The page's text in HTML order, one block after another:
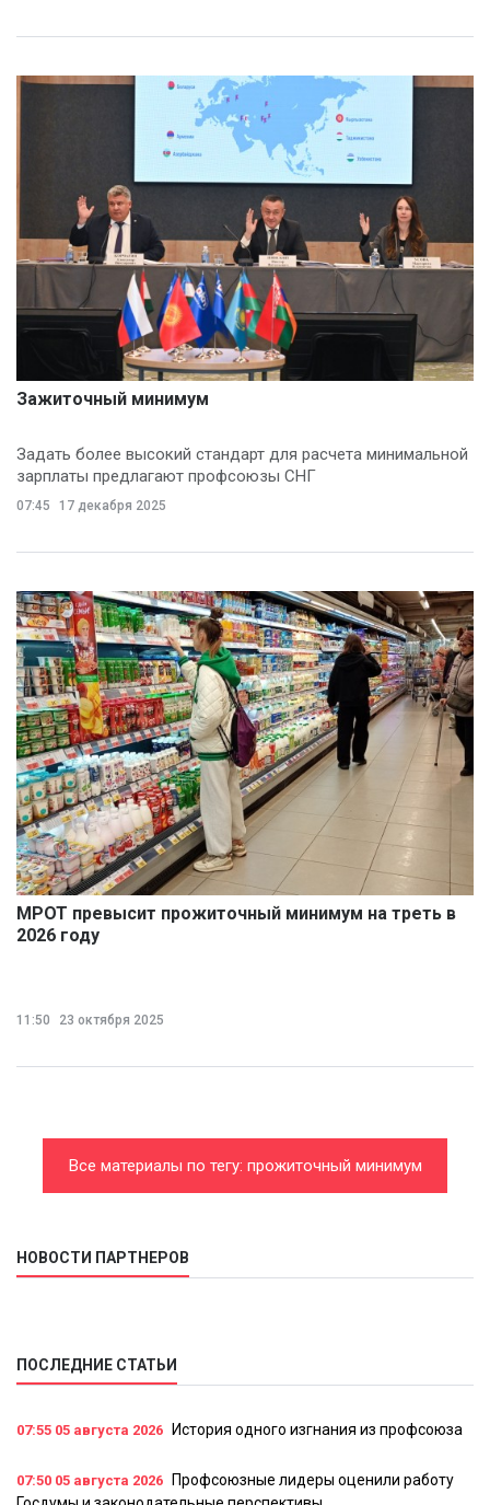
Зажиточный минимум
Задать более высокий стандарт для расчета минимальной
зарплаты предлагают профсоюзы СНГ
07:45 17 декабря 2025
МРОТ превысит прожиточный минимум на треть в
2026 году
11:50 23 октября 2025
Все материалы по тегу: прожиточный минимум
НОВОСТИ ПАРТНЕРОВ
ПОСЛЕДНИЕ СТАТЬИ
07:55 05 августа 2026 История одного изгнания из профсоюза
07:50 05 августа 2026
Профсоюзные лидеры оценили работу